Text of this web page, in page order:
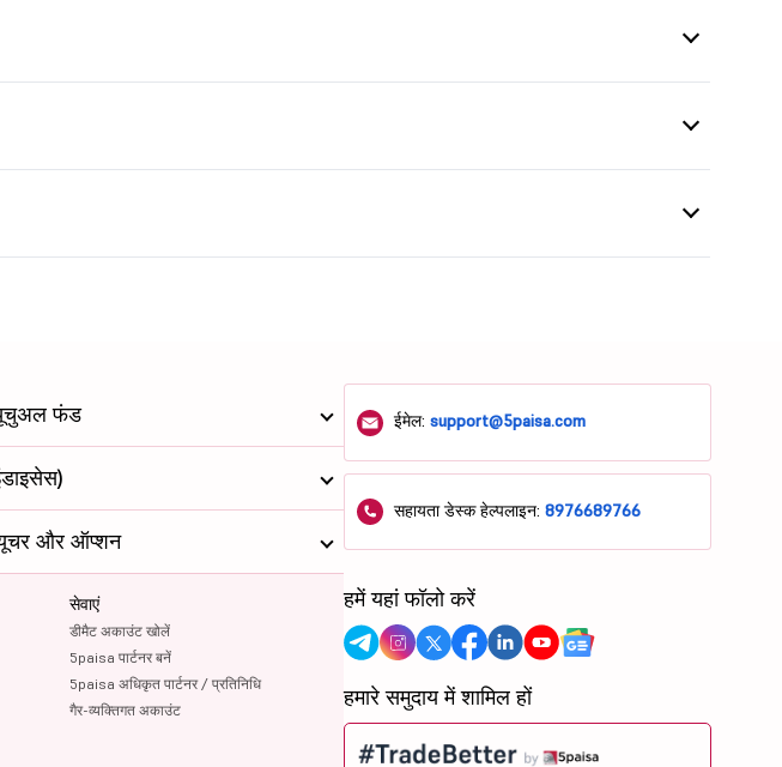
फंड
सेवाएं
डीमैट अकाउंट खोलें
5paisa पार्टनर बनें
5paisa अधिकृत पार्टनर / प्रतिनिधि
गैर-व्यक्तिगत अकाउंट
और ऑप्शन
ईमेल:support@5paisa.com
सहायता डेस्क हेल्पलाइन:8976689766
हमें यहां फॉलो करें
हमारे समुदाय में शामिल हों